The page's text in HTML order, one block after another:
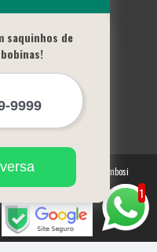
autorais. Copyright© Tambosi
1
saquinhos de